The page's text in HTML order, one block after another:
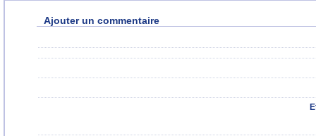
Ajouter un commentaire